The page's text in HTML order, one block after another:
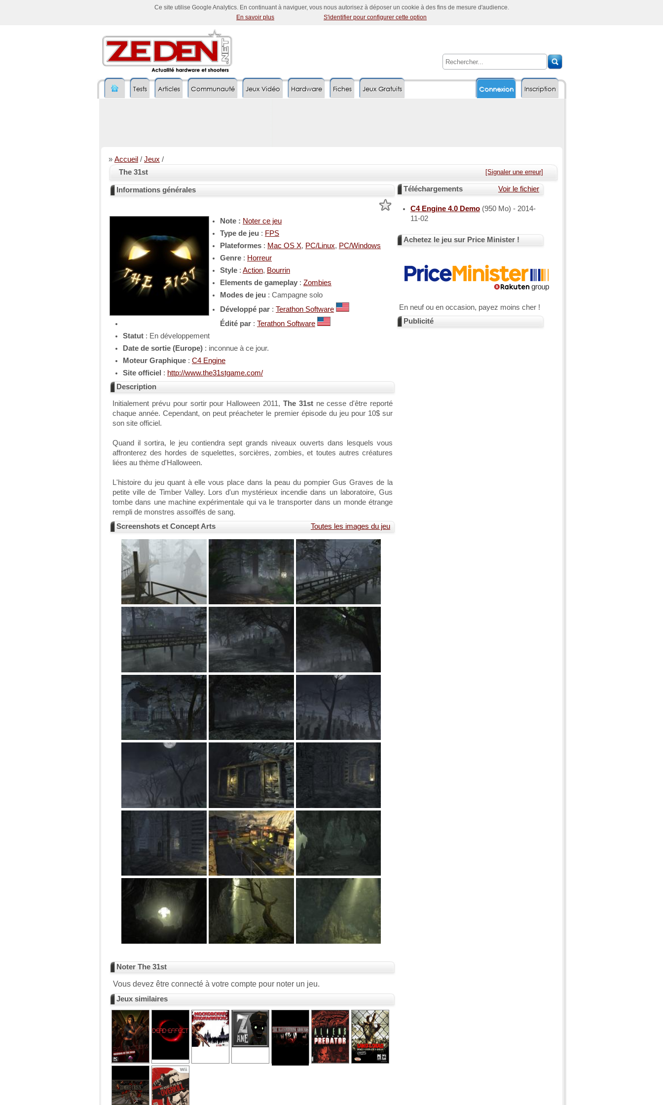
Ce site utilise Google Analytics. En continuant à naviguer, vous nous autorisez à déposer un cookie à des fins de mesure d'audience.
En savoir plus
S'identifier pour configurer cette option
Inscription
Tests Articles Communauté Jeux Vidéo Hardware Fiches Connexion
Jeux Gratuits
» Accueil / Jeux /
[Signaler une erreur]
The 31st
Informations générales
Note : Noter ce jeu
Type de jeu : FPS
Plateformes : Mac OS X, PC/Linux, PC/Windows
Genre : Horreur
Style : Action, Bourrin
Elements de gameplay : Zombies
Modes de jeu : Campagne solo
Développé par : Terathon Software
Édité par : Terathon Software
Statut : En développement
Date de sortie (Europe) : inconnue à ce jour.
Moteur Graphique : C4 Engine
Site officiel : http://www.the31stgame.com/
Description
Initialement prévu pour sortir pour Halloween 2011, The 31stne cesse d'être reporté
chaque année. Cependant, on peut préacheter le premier épisode du jeu pour 10$ sur
son site officiel.
Quand il sortira, le jeu contiendra sept grands niveaux ouverts dans lesquels vous
affronterez des hordes de squelettes, sorcières, zombies, et toutes autres créatures
liées au thème d'Halloween.
L'histoire du jeu quant à elle vous place dans la peau du pompier Gus Graves de la
petite ville de Timber Valley. Lors d'un mystérieux incendie dans un laboratoire, Gus
tombe dans une machine expérimentale qui va le transporter dans un monde étrange
rempli de monstres assoiffés de sang.
Toutes les images du jeu
Screenshots et Concept Arts
Noter The 31st
Vous devez être connecté à votre compte pour noter un jeu.
Jeux similaires
Voir le fichier
Téléchargements
C4 Engine 4.0 Demo (950 Mo) - 2014-
11-02
Achetez le jeu sur Price Minister !
En neuf ou en occasion, payez moins cher !
Publicité